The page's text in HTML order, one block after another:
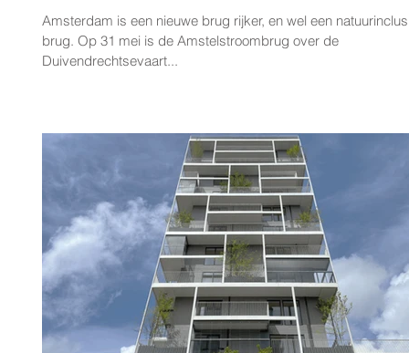
Amsterdam is een nieuwe brug rijker, en wel een
brug. Op 31 mei is de Amstelstroombrug over de
Duivendrechtsevaart...